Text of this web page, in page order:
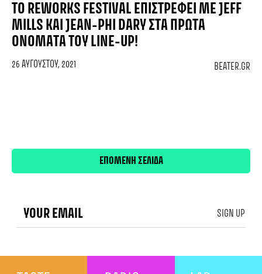
TO REWORKS FESTIVAL ΕΠΙΣΤΡΈΦΕΙ ΜΕ JEFF
MILLS ΚΑΙ JEAN-PHI DARY ΣΤΑ ΠΡΏΤΑ
ΟΝΌΜΑΤΑ ΤΟΥ LINE-UP!
26 ΑΥΓΟΎΣΤΟΥ, 2021 BEATER.GR
Πλοήγηση
άρθρων
ΕΠΟΜΕΝΗ ΣΕΛΙΔΑ
SIGN UP